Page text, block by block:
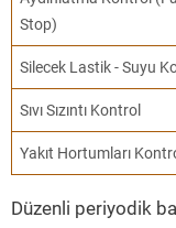
Stop)
Silecek Lastik - Suyu
Sıvı Sızıntı Kontrol
Yakıt Hortumları
Düzenli periyodik